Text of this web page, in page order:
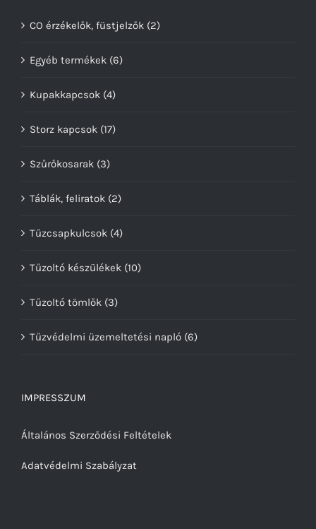
CO érzékelők, füstjelzők (2)
Egyéb termékek (6)
Kupakkapcsok (4)
Storz kapcsok (17)
Szűrőkosarak (3)
Táblák, feliratok (2)
Tűzcsapkulcsok (4)
Tűzoltó készülékek (10)
Tűzoltó tömlők (3)
Tűzvédelmi üzemeltetési napló (6)
IMPRESSZUM
Általános Szerződési Feltételek
Adatvédelmi Szabályzat